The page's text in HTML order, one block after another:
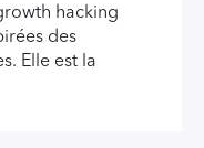
hacking
des
Elle est la